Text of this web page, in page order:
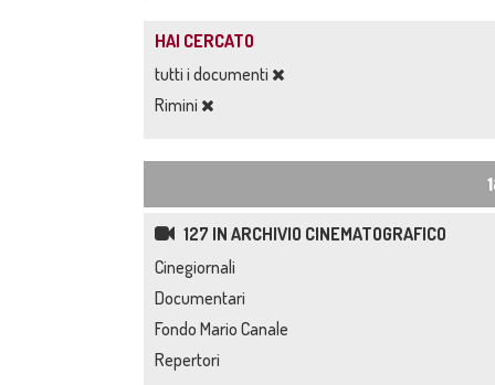
HAI CERCATO
tutti i documenti
Rimini
127 IN ARCHIVIO CINEMATOGRAFICO
Cinegiornali
Documentari
Fondo Mario Canale
Repertori